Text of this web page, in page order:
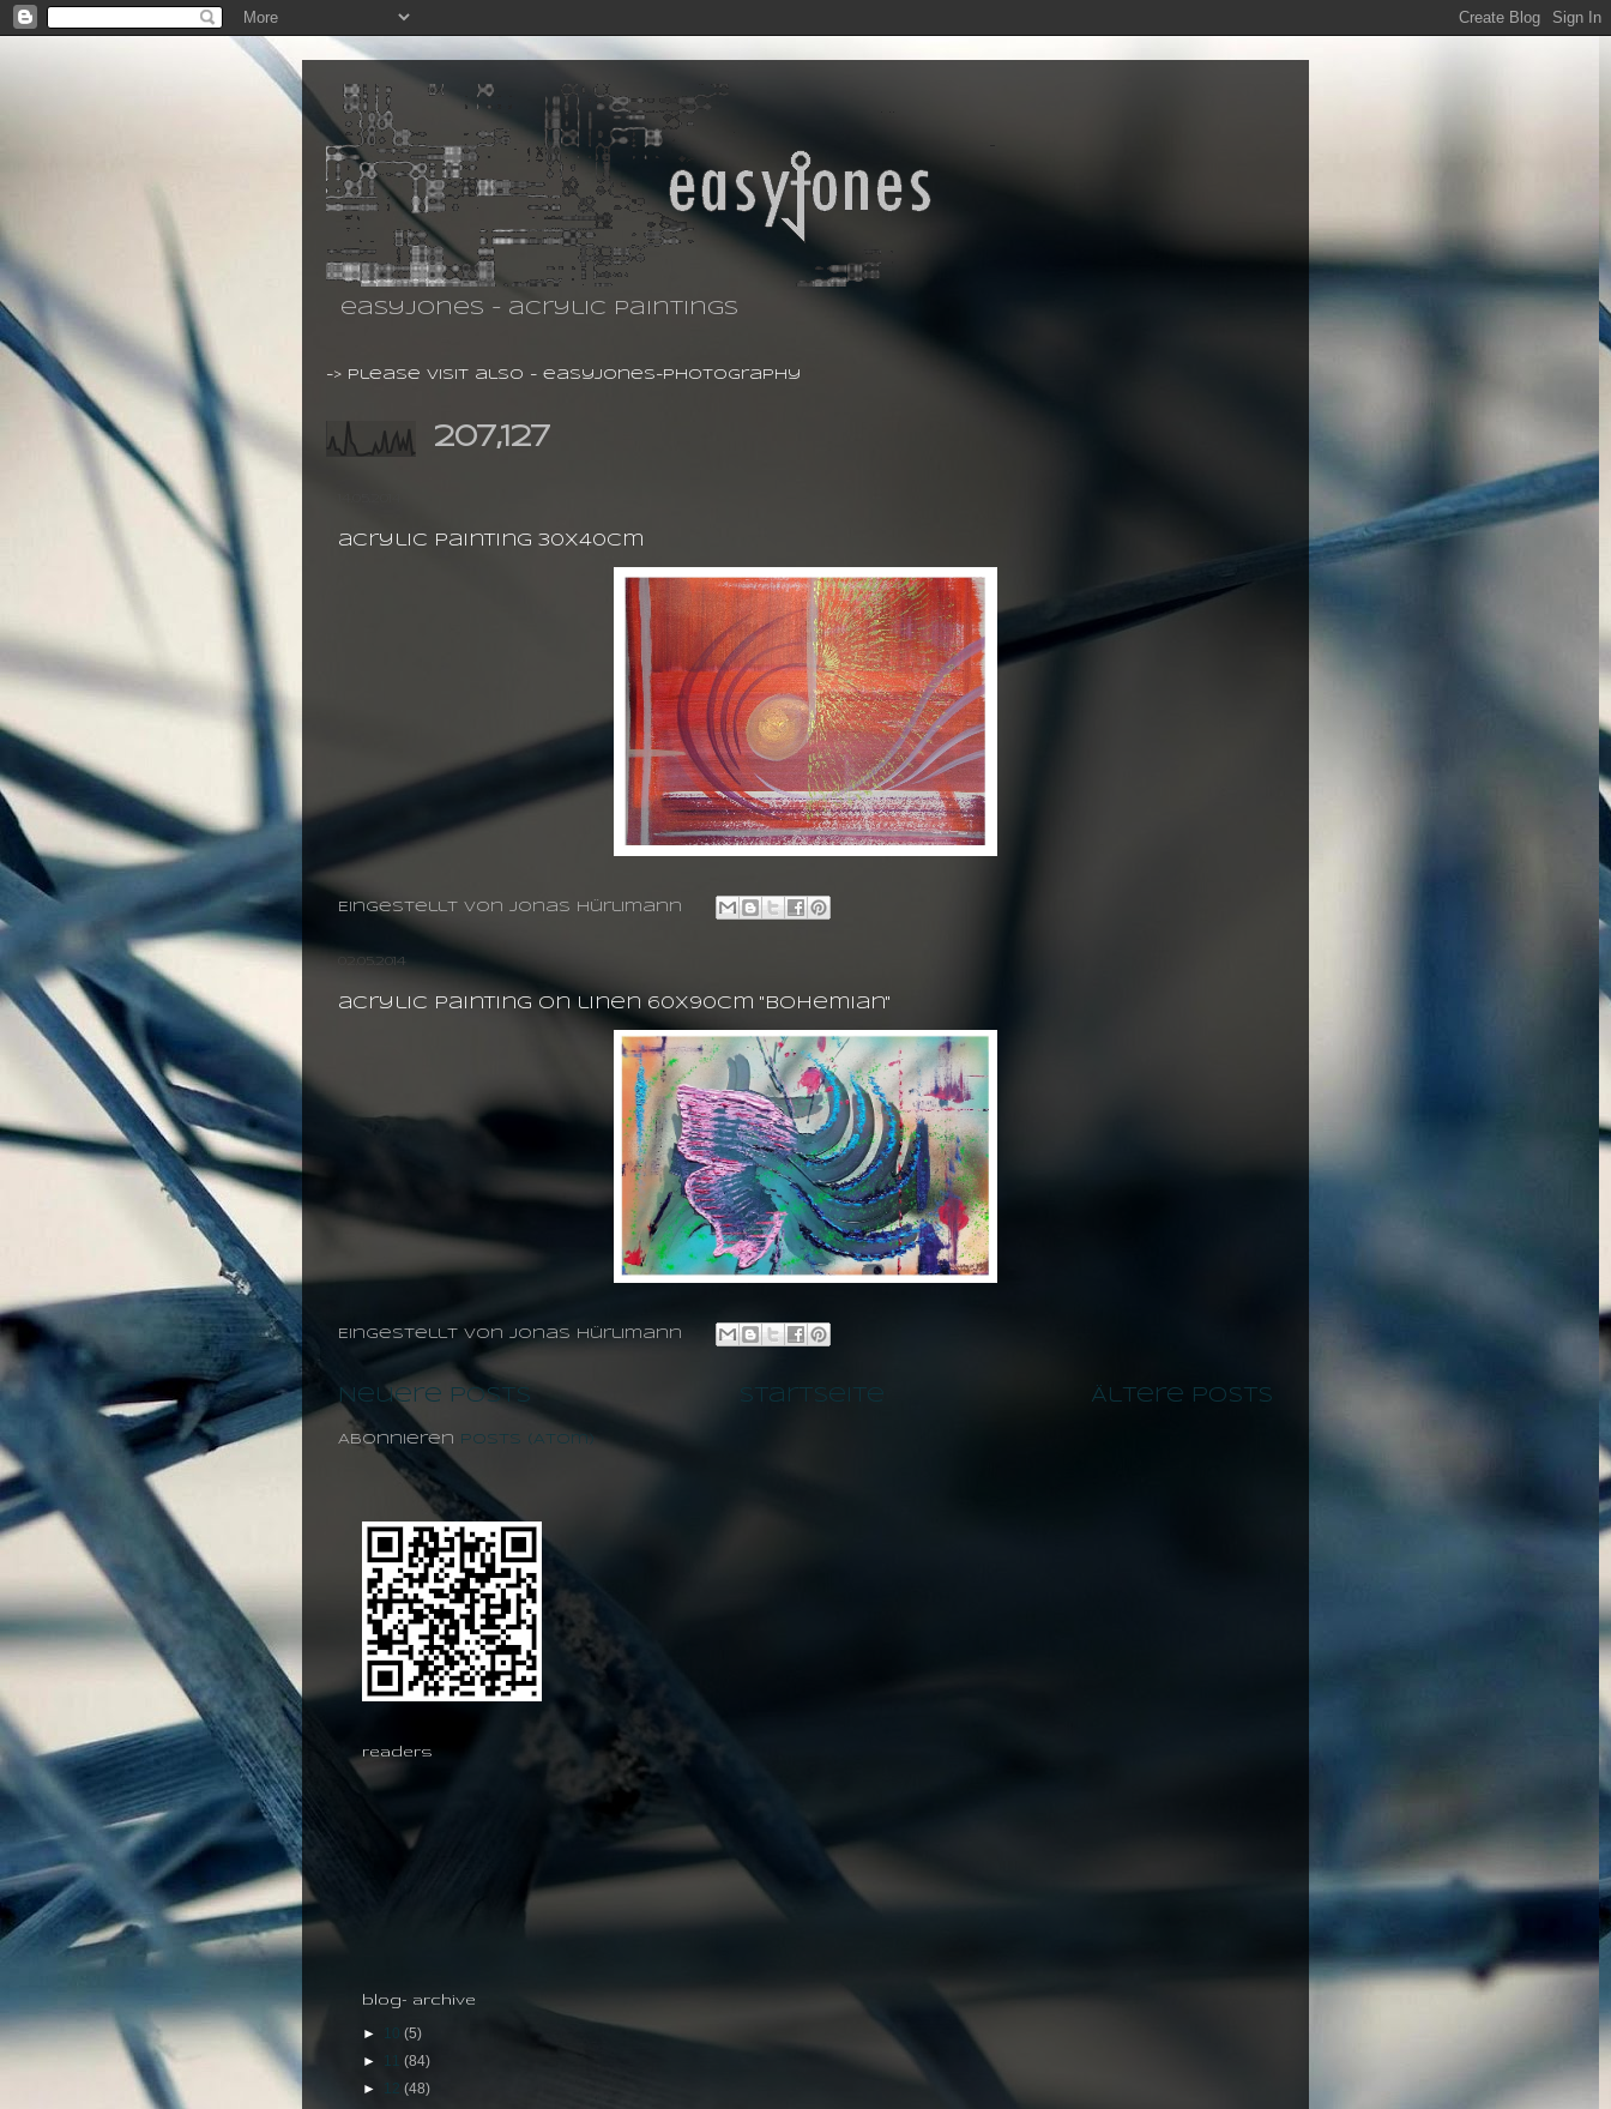
easyjones - acrylic paintings
-> please visit also - easyjones-photography
207,127
acrylic painting 30X40cm
Eingestellt von jonas hürlimann
02.05.2014
acrylic painting on linen 60X90cm ''bohemian''
Eingestellt von jonas hürlimann
Neuere Posts Ältere Posts
Startseite
Abonnieren Posts (Atom)
readers
blog- archive
► 10 (5)
►
11 (84)
►
12 (48)